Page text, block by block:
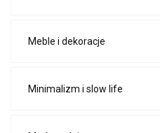
Meble i dekoracje
Minimalizm i slow life